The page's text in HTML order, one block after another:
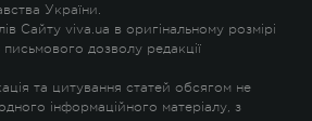
України.
Сайту viva.ua в оригінальному розмірі
дозволу редакції
та цитування статей обсягом не
інформаційного матеріалу, з